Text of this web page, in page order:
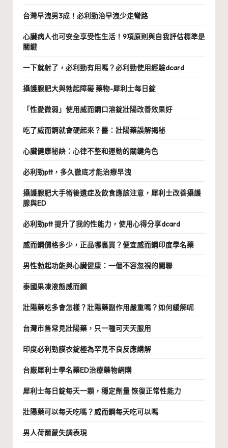
台灣早洩男3成！必利勁治早洩少走彎路
心臟病人也可安全享受性生活！9項原則與自我評估標準是
關鍵
一下就射了，必利勁有用嗎？必利勁使用經驗dcard
攝護腺肥大與勃起障礙 藥物-犀利士每日錠
「性愛微弱」使用威而鋼口溶錠壯陽改善效果好
吃了威而鋼就會硬起來？醫：壯陽藥誤解揭秘
心臟健康秘訣：心律不整和運動的關鍵角色
必利勁ptt，多久徹底才能治療早洩
攝護腺肥大手術後遺症及飲食應該注意，犀利士改善攝護
腺與ED
必利勁ptt 提升了我的性能力，使用心得分享dcard
威而鋼價格多少，正品哪裏買？便宜威而鋼印度學名藥
男性勃起功能與心臟健康：一個不容忽視的關聯
泰國果凍液態威而鋼
壯陽藥吃多會怎樣？壯陽藥副作用嚴重嗎？如何緩解呢
台灣市售常見壯陽藥，只一種可天天服用
印度必利勁膜衣錠極為罕見不良反應講解
台廠犀利士學名藥ED治療藥物網購
犀利士每日錠每天一顆，穩定劑量 恢復正常性能力
壯陽藥可以每天吃嗎？威而鋼每天吃可以嗎
男人荷爾蒙失調表現